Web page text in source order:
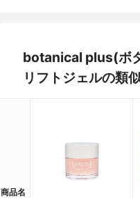
botanical plus(ボ
リフトジェルの類
商品名